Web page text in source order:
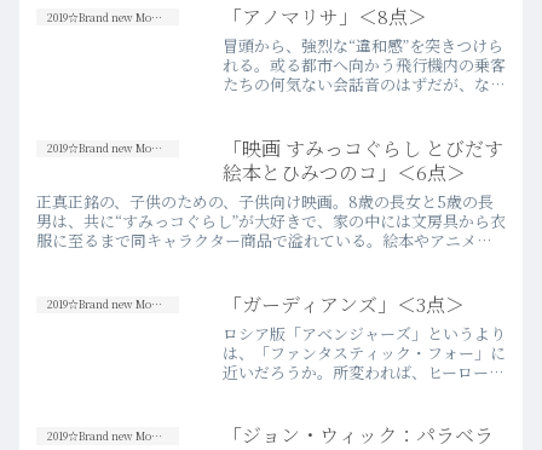
2019☆Brand new Movies 「アノマリサ」＜8点＞
冒頭から、強烈な“違和感”を突きつけら
れる。或る都市へ向かう飛行機内の乗客
たちの何気ない会話音のはずだが、なん
であることに気づくのに時間はかからな
いけれど、なぜそんな奇…more
2019☆Brand new Movies
「映画 すみっコぐらし とびだす
絵本とひみつのコ」＜6点＞
正真正銘の、子供のための、子供向け映画。8歳の長女と5歳の長
男は、共に“すみっコぐらし”が大好きで、家の中には文房具から衣
服に至るまで同キャラクター商品で溢れている。絵本やアニメを
2019☆Brand new Movies 「ガーディアンズ」＜3点＞
ロシア版「アベンジャーズ」というより
は、「ファンタスティック・フォー」に
近いだろうか。所変われば、ヒーロー像
とは認める。はっきりとチープな部分も
2019☆Brand new Movies
「ジョン・ウィック：パラベラ